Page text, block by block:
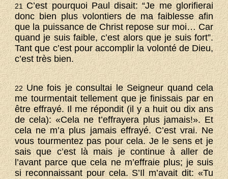
21C’est pourquoi Paul disait: “Je me glorifierai
donc bien plus volontiers de ma faiblesse afin
que la puissance de Christ repose sur moi… Car
quand je suis faible, c’est alors que je suis fort”.
Tant que c’est pour accomplir la volonté de Dieu,
c’est très bien.
22Une fois je consultai le Seigneur quand cela
me tourmentait tellement que je finissais par en
être effrayé. Il me répondit (il y a huit ou dix ans
de cela): «Cela ne t’effrayera plus jamais!». Et
cela ne m’a plus jamais effrayé. C’est vrai. Ne
vous tourmentez pas pour cela. Je le sens et je
sais que c’est là mais je continue à aller de
l’avant parce que cela ne m’effraie plus; je suis
si reconnaissant pour cela. S’Il m’avait dit: «Tu